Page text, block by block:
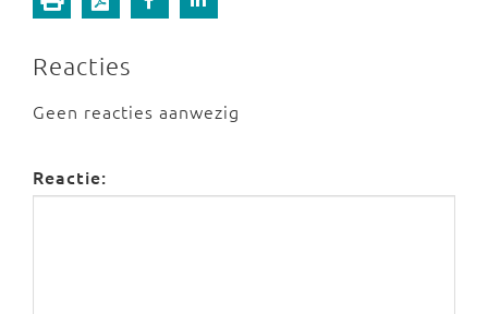
Reacties
Geen reacties aanwezig
Reactie: